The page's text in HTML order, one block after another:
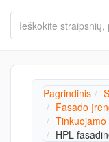
Pagrindinis
Fasado
HPL